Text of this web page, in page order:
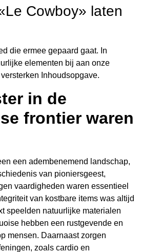
Cowboy» laten
die ermee gepaard gaat. In
elementen bij aan onze
Inhoudsopgave.
in de
frontier waren
een adembenemend landschap,
van pioniersgeest,
vaardigheden waren essentieel
van kostbare items was altijd
speelden natuurlijke materialen
hebben een rustgevende en
mensen. Daarnaast zorgen
zoals cardio en